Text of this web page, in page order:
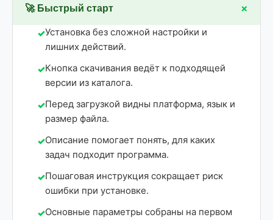
🚀 Быстрый старт +
Установка без сложной настройки и
лишних действий.
Кнопка скачивания ведёт к подходящей
версии из каталога.
Перед загрузкой видны платформа, язык и
размер файла.
Описание помогает понять, для каких
задач подходит программа.
Пошаговая инструкция сокращает риск
ошибки при установке.
Основные параметры собраны на первом